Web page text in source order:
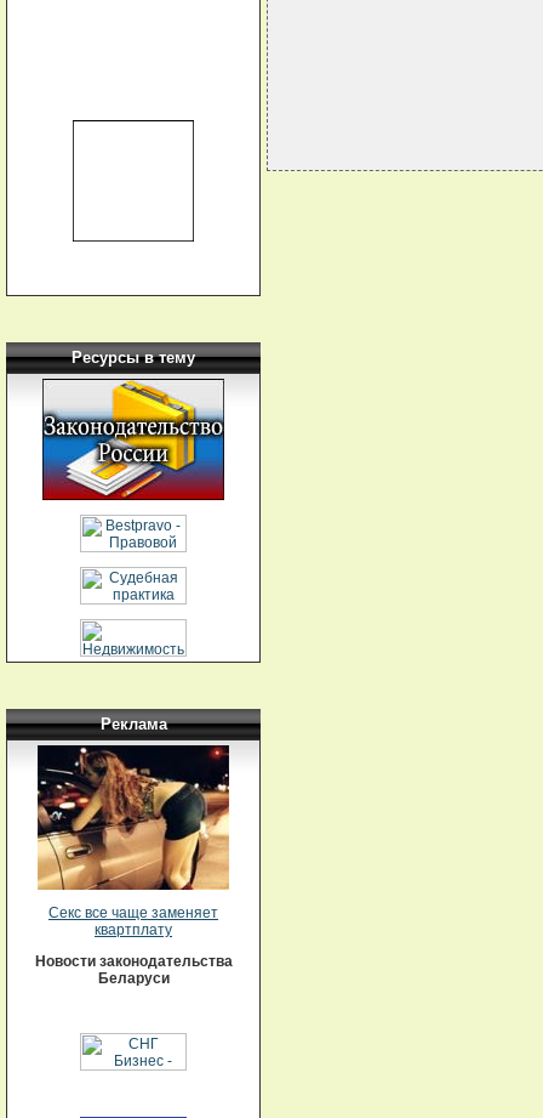
Ресурсы в тему
Реклама
Секс все чаще заменяет
квартплату
Новости законодательства
Беларуси